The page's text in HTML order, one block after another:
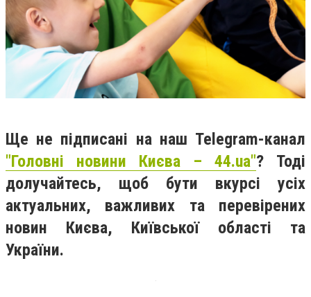
Ще не підписані на наш Telegram-канал
"Головні новини Києва – 44.ua"? Тоді
долучайтесь, щоб бути вкурсі усіх
актуальних, важливих та перевірених
новин Києва, Київської області та
України.